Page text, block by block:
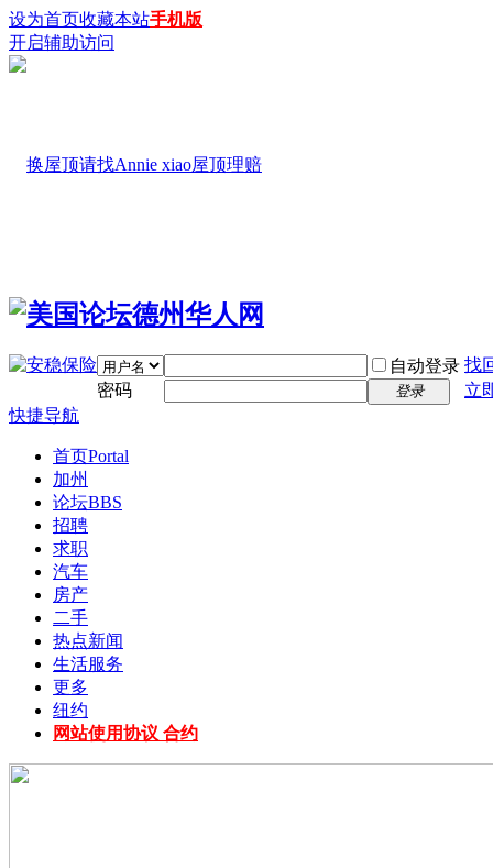
设为首页收藏本站手机版
开启辅助访问
自动登录 找
密码
登录
立
快捷导航
首页Portal
加州
论坛BBS
招聘
求职
汽车
房产
二手
热点新闻
生活服务
更多
纽约
网站使用协议 合约